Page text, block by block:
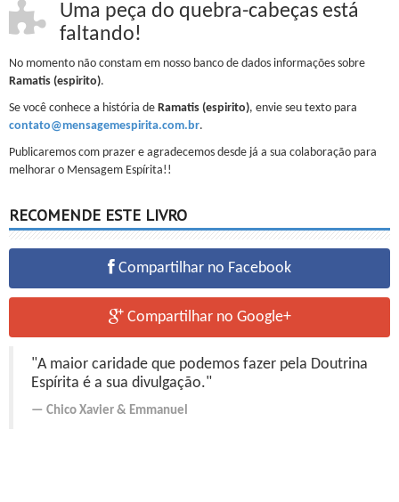
Uma peça do quebra-cabeças está
faltando!
No momento não constam em nosso banco de dados informações sobre
Ramatis (espirito).
Se você conhece a história de Ramatis (espirito), envie seu texto para
contato@mensagemespirita.com.br.
Publicaremos com prazer e agradecemos desde já a sua colaboração para
melhorar o Mensagem Espírita!!
RECOMENDE ESTE LIVRO
Compartilhar no Facebook
Compartilhar no Google+
"A maior caridade que podemos fazer pela Doutrina
Espírita é a sua divulgação."
Chico Xavier & Emmanuel